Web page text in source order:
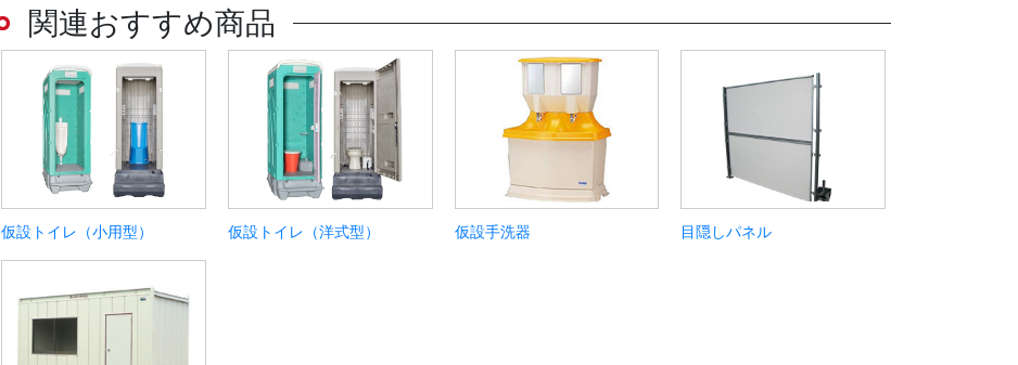
関連おすすめ商品
仮設トイレ（小用型） 仮設トイレ（洋式型） 仮設手洗器 目隠しパネル